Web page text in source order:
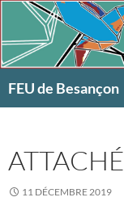
Aller
contenu
FEU de Besançon
11 DÉCEMBRE 2019